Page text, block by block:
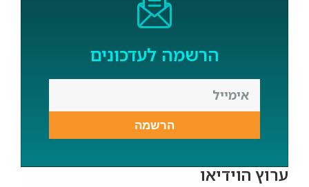
הרשמה לעדכונים
הרשמה
ערוץ הוידיאו